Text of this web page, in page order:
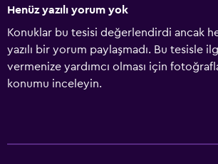
Henüz yazılı yorum yok
Konuklar bu tesisi değerlendirdi ancak
yazılı bir yorum paylaşmadı. Bu tesisle
vermenize yardımcı olması için
konumu inceleyin.